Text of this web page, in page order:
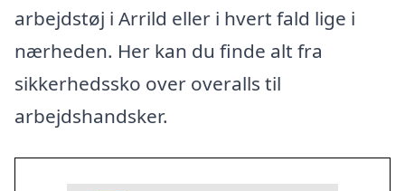
arbejdstøj i Arrild eller i hvert fald lige i
nærheden. Her kan du finde alt fra
sikkerhedssko over overalls til
arbejdshandsker.